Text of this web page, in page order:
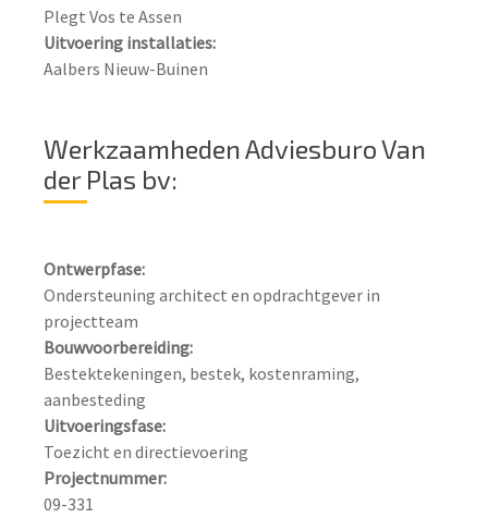
Uitvoering installaties:
Aalbers Nieuw-Buinen
Werkzaamheden Adviesburo Van
der Plas bv:
Ontwerpfase:
Ondersteuning architect en opdrachtgever in
Bouwvoorbereiding:
Bestektekeningen, bestek, kostenraming,
Uitvoeringsfase:
Projectnummer: